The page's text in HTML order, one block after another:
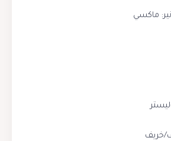
ماكسي
خريف